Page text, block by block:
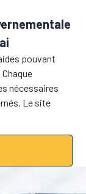
pouvant
nécessaires
Le site